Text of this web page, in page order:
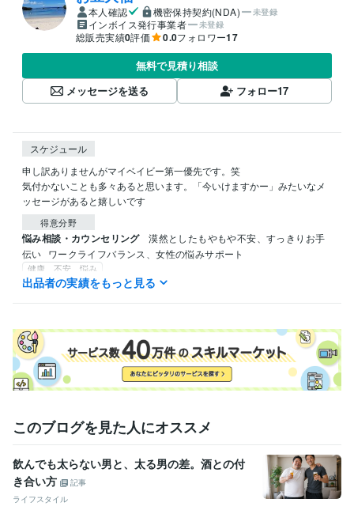
本人確認 機密保持契約(NDA) 未登録
インボイス発行事業者 未登録
総販売実績0評価 0.0フォロワー17
無料で見積り相談
メッセージを送る
フォロー17
スケジュール
申し訳ありませんがマイベイビー第一優先です。笑
気付かないことも多々あると思います。「今いけますかー」みたいなメ
ッセージがあると嬉しいです
得意分野
悩み相談・カウンセリング
漠然としたもやもや不安、すっきりお手
伝い ワークライフバランス、女性の悩みサポート
健康、不安、悩み
住まい・美容・生活相談 日々の運動、健康サポート
出品者の実績をもっと見る
このブログを見た人にオススメ
飲んでも太らない男と、太る男の差。酒との付
き合い方
記事
ライフスタイル